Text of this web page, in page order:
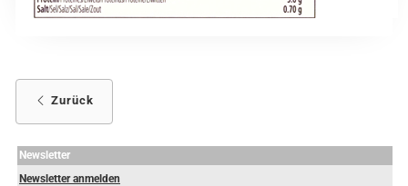
Zurück
Newsletter
Newsletter anmelden